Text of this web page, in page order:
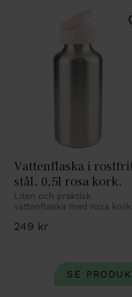
Vattenflaska i
stål. 0,5l rosa kork.
Liten och praktisk
vattenflaska med rosa kork.
249 kr